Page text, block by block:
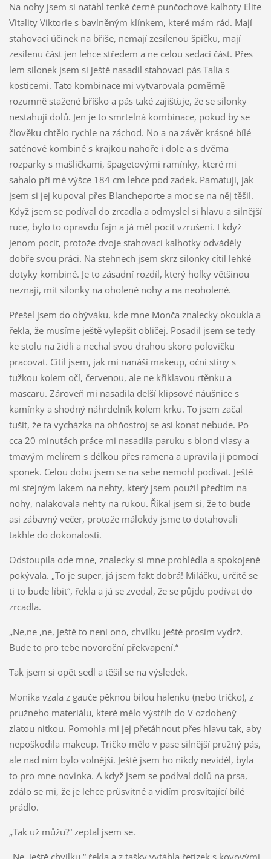
Na nohy jsem si natáhl tenké černé punčochové kalhoty Elite
Vitality Viktorie s bavlněným klínkem, které mám rád. Mají
stahovací účinek na břiše, nemají zesílenou špičku, mají
zesílenu část jen lehce středem a ne celou sedací část. Přes
lem silonek jsem si ještě nasadil stahovací pás Talia s
kosticemi. Tato kombinace mi vytvarovala poměrně
rozumně stažené bříško a pás také zajišťuje, že se silonky
nestahují dolů. Jen je to smrtelná kombinace, pokud by se
člověku chtělo rychle na záchod. No a na závěr krásné bílé
saténové kombiné s krajkou nahoře i dole a s dvěma
rozparky s mašličkami, špagetovými ramínky, které mi
sahalo při mé výšce 184 cm lehce pod zadek. Pamatuji, jak
jsem si jej kupoval přes Blancheporte a moc se na něj těšil.
Když jsem se podíval do zrcadla a odmyslel si hlavu a silnější
ruce, bylo to opravdu fajn a já měl pocit vzrušení. I když
jenom pocit, protože dvoje stahovací kalhotky odváděly
dobře svou práci. Na stehnech jsem skrz silonky cítil lehké
dotyky kombiné. Je to zásadní rozdíl, který holky většinou
neznají, mít silonky na oholené nohy a na neoholené.
Přešel jsem do obýváku, kde mne Monča znalecky okoukla a
řekla, že musíme ještě vylepšit obličej. Posadil jsem se tedy
ke stolu na židli a nechal svou drahou skoro polovičku
pracovat. Cítil jsem, jak mi nanáší makeup, oční stíny s
tužkou kolem očí, červenou, ale ne křiklavou rtěnku a
mascaru. Zároveň mi nasadila delší klipsové náušnice s
kamínky a shodný náhrdelník kolem krku. To jsem začal
tušit, že ta vycházka na ohňostroj se asi konat nebude. Po
cca 20 minutách práce mi nasadila paruku s blond vlasy a
tmavým melírem s délkou přes ramena a upravila ji pomocí
sponek. Celou dobu jsem se na sebe nemohl podívat. Ještě
mi stejným lakem na nehty, který jsem použil předtím na
nohy, nalakovala nehty na rukou. Říkal jsem si, že to bude
asi zábavný večer, protože málokdy jsme to dotahovali
takhle do dokonalosti.
Odstoupila ode mne, znalecky si mne prohlédla a spokojeně
pokývala. „To je super, já jsem fakt dobrá! Miláčku, určitě se
ti to bude líbit“, řekla a já se zvedal, že se půjdu podívat do
zrcadla.
„Ne,ne ,ne, ještě to není ono, chvilku ještě prosím vydrž.
Bude to pro tebe novoroční překvapení.“
Tak jsem si opět sedl a těšil se na výsledek.
Monika vzala z gauče pěknou bílou halenku (nebo tričko), z
pružného materiálu, které mělo výstřih do V ozdobený
zlatou nitkou. Pomohla mi jej přetáhnout přes hlavu tak, aby
nepoškodila makeup. Tričko mělo v pase silnější pružný pás,
ale nad ním bylo volnější. Ještě jsem ho nikdy neviděl, byla
to pro mne novinka. A když jsem se podíval dolů na prsa,
zdálo se mi, že je lehce průsvitné a vidím prosvítající bílé
prádlo.
„Tak už můžu?“ zeptal jsem se.
„Ne, ještě chvilku,“ řekla a z tašky vytáhla řetízek s kovovými